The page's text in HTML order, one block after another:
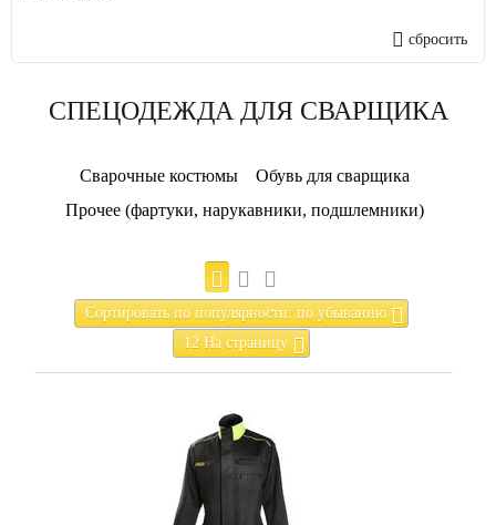
сбросить
СПЕЦОДЕЖДА ДЛЯ СВАРЩИКА
Сварочные костюмы
Обувь для сварщика
Прочее (фартуки, нарукавники, подшлемники)
Сортировать по популярности: по убыванию
12 На страницу